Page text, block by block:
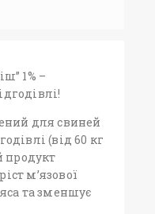
1% –
для свиней
(від 60 кг
продукт
м’язової
та зменшує